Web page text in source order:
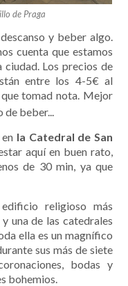
de Praga
y beber algo.
cuenta que estamos
Los precios de
entre los 4-5€ al
tomad nota. Mejor
de beber...
la Catedral de San
aquí en buen rato,
de 30 min, ya que
religioso más
una de las catedrales
ella es un magnífico
sus más de siete
bodas y
bohemios.